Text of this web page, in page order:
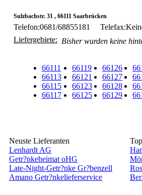
Sulzbachstr. 31 , 66111 Saarbrücken
Telefon:0681/68855181
Liefergebiete: Bisher wurden keine
66111
66113
66115
66117
66119
66121
66123
66125
66126
66127
66128
66129
Neuste Lieferanten
Lenhardt AG
Getr?nkeheimat oHG
Late-Night-Getr?nke Gr?benzell
Amano Getr?nkelieferservice